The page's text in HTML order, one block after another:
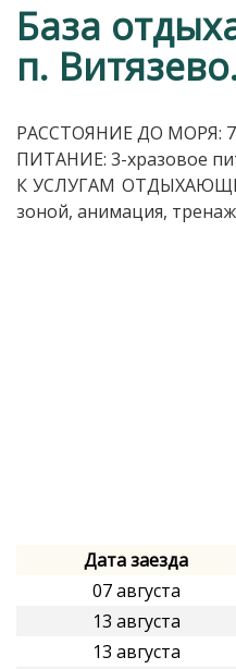
База
п.
РАССТОЯНИЕ ДО МОРЯ:
ПИТАНИЕ: 3-хразовое
К УСЛУГАМ
зоной, анимация,
Дата заезда
07 августа
13 августа
13 августа